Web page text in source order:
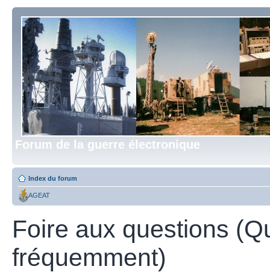
Forum de la guerre électronique
Index du forum
AGEAT
Foire aux questions
fréquemment)